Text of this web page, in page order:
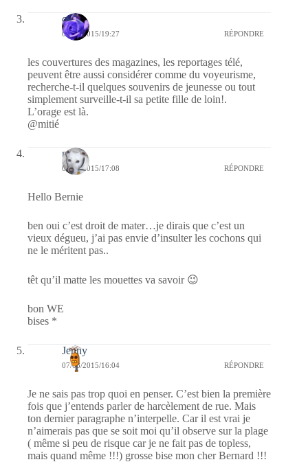
covix
07/08/2015/19:27 RÉPONDRE
les couvertures des magazines, les reportages télé,
peuvent être aussi considérer comme du voyeurisme,
recherche-t-il quelques souvenirs de jeunesse ou tout
simplement surveille-t-il sa petite fille de loin!.
L’orage est là.
@mitié
nays
07/08/2015/17:08 RÉPONDRE
Hello Bernie
ben oui c’est droit de mater…je dirais que c’est un
vieux dégueu, j’ai pas envie d’insulter les cochons qui
ne le méritent pas..
têt qu’il matte les mouettes va savoir 😉
bon WE
bises *
Jenny
07/08/2015/16:04 RÉPONDRE
Je ne sais pas trop quoi en penser. C’est bien la première
fois que j’entends parler de harcèlement de rue. Mais
ton dernier paragraphe n’interpelle. Car il est vrai je
n’aimerais pas que se soit moi qu’il observe sur la plage
( même si peu de risque car je ne fait pas de topless,
mais quand même !!!) grosse bise mon cher Bernard !!!